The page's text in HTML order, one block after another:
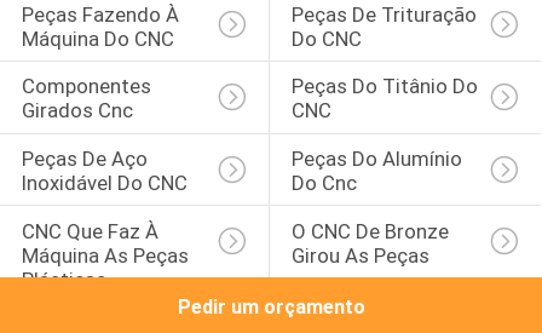
Peças Fazendo À
Máquina Do CNC
Peças De Trituração
Do CNC
Componentes
Girados Cnc
Peças Do Titânio Do
CNC
Peças De Aço
Inoxidável Do CNC
Peças Do Alumínio
Do Cnc
CNC Que Faz À
Máquina As Peças
Plásticas
O CNC De Bronze
Girou As Peças
Pedir um orçamento